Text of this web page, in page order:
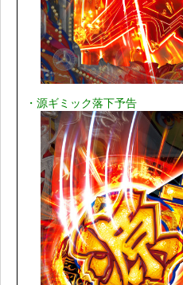
・源ギミック落下予告